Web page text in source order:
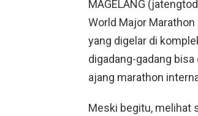
MAGELANG
World Major
yang digelar di
digadang-gadang
ajang marathon
Meski begitu, melihat